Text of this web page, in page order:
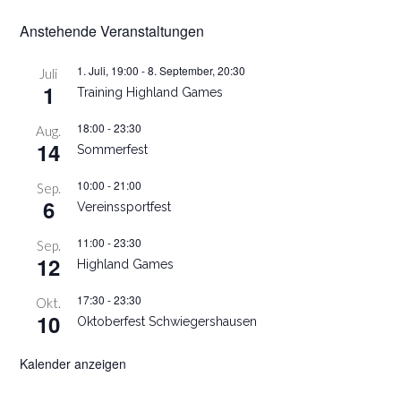
Anstehende Veranstaltungen
Juli
1
1. Juli, 19:00 -8. September, 20:30
Training Highland Games
Aug.
14
18:00 -23:30
Sommerfest
Sep.
6
10:00 -21:00
Vereinssportfest
Sep.
12
11:00 -23:30
Highland Games
Okt.
10
17:30 -23:30
Oktoberfest Schwiegershausen
Kalender anzeigen